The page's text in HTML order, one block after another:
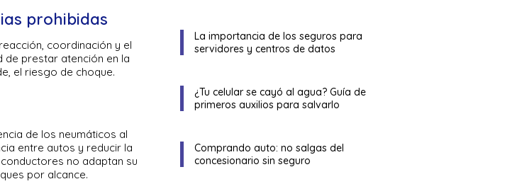
prohibidas
coordinación y el
de prestar atención en la
el riesgo de choque.
de los neumáticos al
entre autos y reducir la
no adaptan su
por alcance.
La importancia de los seguros para
servidores y centros de datos
¿Tu celular se cayó al agua? Guía de
primeros auxilios para salvarlo
Comprando auto: no salgas del
concesionario sin seguro